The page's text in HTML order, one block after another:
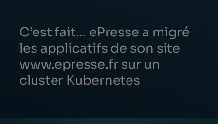
C’est fait… ePresse a migré
les applicatifs de son site
www.epresse.fr sur un
cluster Kubernetes